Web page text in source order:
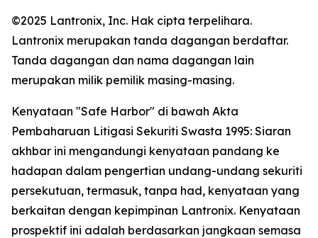
©2025 Lantronix, Inc. Hak cipta terpelihara.
Lantronix merupakan tanda dagangan berdaftar.
Tanda dagangan dan nama dagangan lain
merupakan milik pemilik masing-masing.
Kenyataan "Safe Harbor" di bawah Akta
Pembaharuan Litigasi Sekuriti Swasta 1995: Siaran
akhbar ini mengandungi kenyataan pandang ke
hadapan dalam pengertian undang-undang sekuriti
persekutuan, termasuk, tanpa had, kenyataan yang
berkaitan dengan kepimpinan Lantronix. Kenyataan
prospektif ini adalah berdasarkan jangkaan semasa